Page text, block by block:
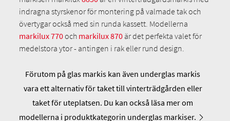
indragna styrskenor för montering på valmade tak och
övertygar också med sin runda kassett. Modellerna
markilux 770och markilux 870 är det perfekta valet för
medelstora ytor - antingen i rak eller rund design.
Förutom på glas markis kan även underglas markis
vara ett alternativ för taket till vinterträdgården eller
taket för uteplatsen. Du kan också läsa mer om
modellerna i produktkategorin underglas markiser.